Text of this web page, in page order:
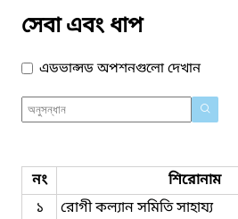
সেবা এবং ধাপ
এডভান্সড অপশনগুলো দেখান
নং শিরোনাম
১
রোগী কল্যান সমিতি সাহায্য